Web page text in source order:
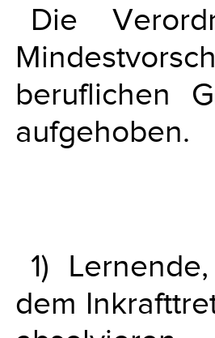
Die
beruflichen
aufgehoben.
1)
dem